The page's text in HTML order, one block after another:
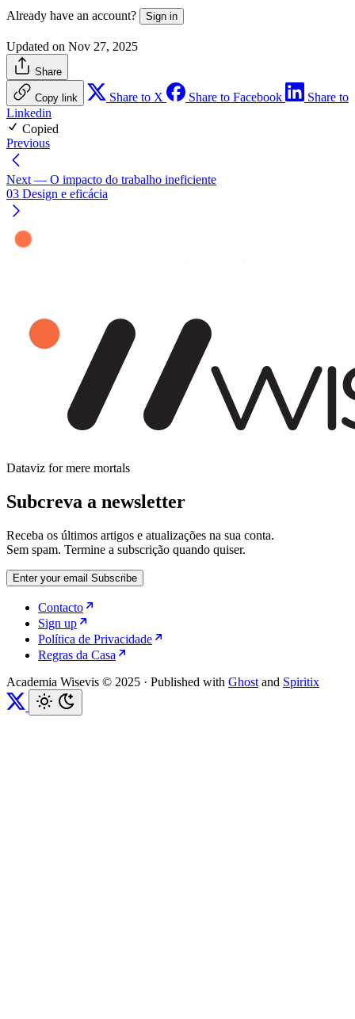
Already have an account? Sign in
Updated on Nov 27, 2025
Share
Copy link Share to X Share to Facebook
Share to
Linkedin
Copied
Previous
Next — O impacto do trabalho ineficiente
03 Design e eficácia
Dataviz for mere mortals
Subcreva a newsletter
Receba os últimos artigos e atualizações na sua conta.
Sem spam. Termine a subscrição quando quiser.
Enter your email Subscribe
Contacto
Sign up
Política de Privacidade
Regras da Casa
Academia Wisevis © 2025 · Published with Ghost and Spiritix